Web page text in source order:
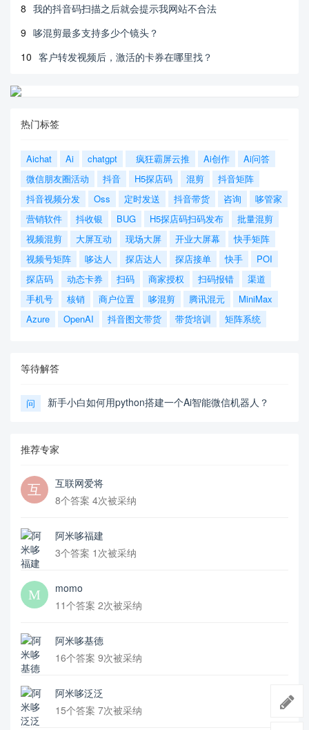
8 我的抖音码扫描之后就会提示我网站不合法
9 哆混剪最多支持多少个镜头？
10 客户转发视频后，激活的卡券在哪里找？
热门标签
Aichat Ai chatgpt 疯狂霸屏云推 Ai创作
Ai问答
微信朋友圈活动
抖音 H5探店码 混剪
抖音矩阵
抖音视频分发
Oss 定时发送 抖音带货 咨询
哆管家
营销软件
抖收银 BUG H5探店码扫码发布
批量混剪
视频混剪
大屏互动 现场大屏 开业大屏幕
快手矩阵
视频号矩阵
哆达人 探店达人 探店接单 快手
POI
探店码
动态卡券 扫码 商家授权 扫码报错
渠道
手机号
核销 商户位置 哆混剪 腾讯混元
MiniMax
Azure
OpenAI 抖音图文带货 带货培训 矩阵系统
等待解答
问 新手小白如何用python搭建一个Ai智能微信机器人？
推荐专家
互联网爱将
8个答案 4次被采纳
阿米哆福建
3个答案 1次被采纳
momo
11个答案 2次被采纳
阿米哆基德
16个答案 9次被采纳
阿米哆泛泛
15个答案 7次被采纳